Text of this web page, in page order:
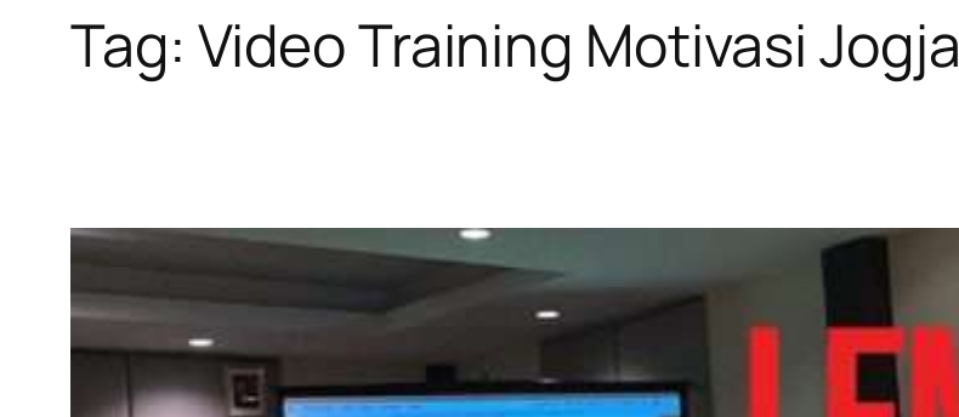
Tag: Video Training Motivasi Jogja